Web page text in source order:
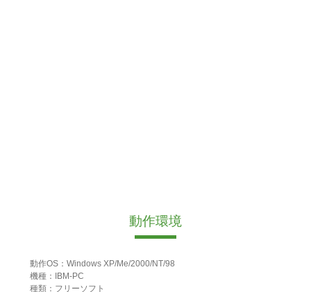
動作環境
動作OS：Windows XP/Me/2000/NT/98
機種：IBM-PC
種類：フリーソフト